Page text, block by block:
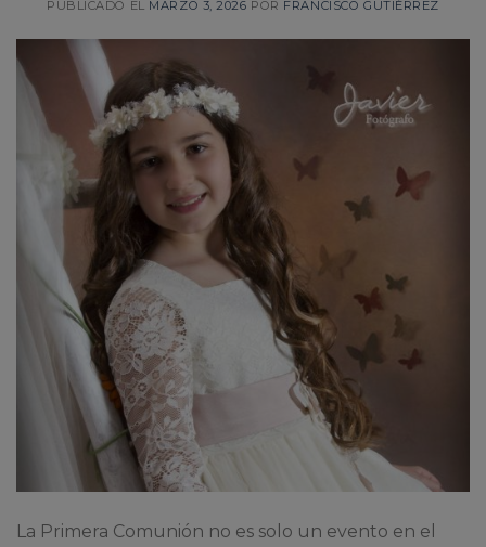
PUBLICADO EL MARZO 3, 2026 POR FRANCISCO GUTIÉRREZ
La Primera Comunión no es solo un evento en el